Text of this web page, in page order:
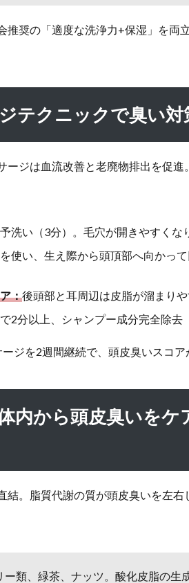
推奨の「適度な洗浄力+保湿」を両
ジテクニックで臭い
ージは血流改善と老廃物排出を促進。
洗い（3分）。毛穴が開きやすくな
使い、生え際から頭頂部へ向かっ
：後頭部と耳周辺は皮脂が溜まり
2分以上、シャンプー成分完全除去
ジを2週間継続で、頭皮臭いスコア
結。脂質代謝の質が頭皮臭いを左右
ー類、緑茶、ナッツ。酸化皮脂の生